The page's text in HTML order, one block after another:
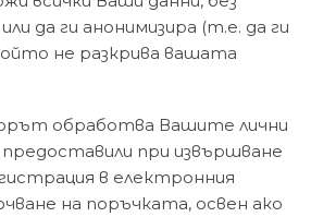
да ги анонимизира (т.е. да ги
не разкрива вашата
обработва Вашите лични
при извършване
в електронния
на поръчката, освен ако